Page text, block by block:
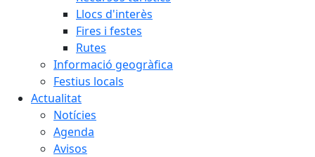
Llocs d'interès
Fires i festes
Rutes
Informació geogràfica
Festius locals
Actualitat
Notícies
Agenda
Avisos